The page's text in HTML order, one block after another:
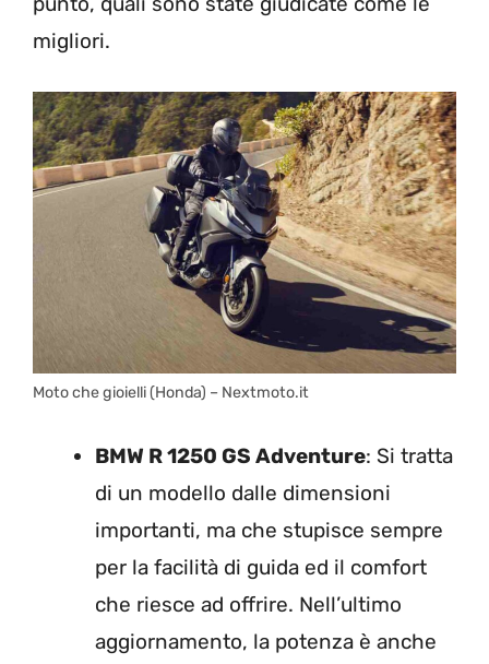
migliori.
Moto che gioielli (Honda) – Nextmoto.it
BMW R 1250 GS Adventure: Si tratta
di un modello dalle dimensioni
importanti, ma che stupisce sempre
per la facilità di guida ed il comfort
che riesce ad offrire. Nell’ultimo
aggiornamento, la potenza è anche